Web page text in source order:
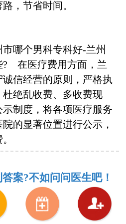
，节省时间。
哪个男科专科好-兰州
? 在医疗费用方面，兰
信经营的原则，严格执
绝乱收费、多收费现
制度，将各项医疗服务
的显著位置进行公示，
案?不如问问医生吧！